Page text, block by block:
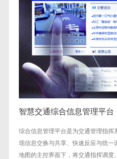
智慧交通综合信息管理平台
综合信息管理平台是为交通管理指
现信息交换与共享、快速反应与统一
地图的主控界面下，将交通指挥调度